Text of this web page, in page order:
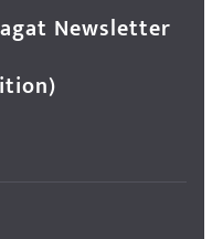
Newsletter